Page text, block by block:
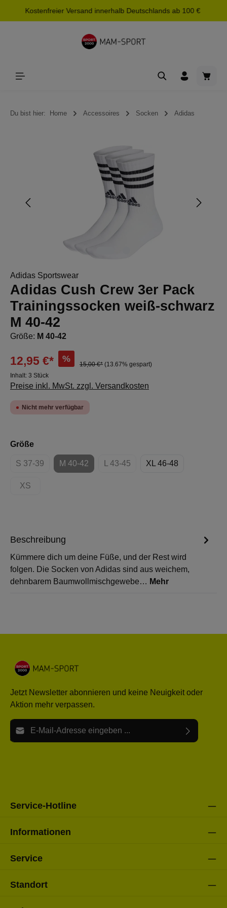
springen
Kostenfreier Versand innerhalb Deutschlands ab 100 €
Du bist hier: Home Accessoires Socken Adidas
Bildergalerie überspringen
Adidas Sportswear
Adidas Cush Crew 3er Pack
Trainingssocken weiß-schwarz
M 40-42
Größe: M 40-42
12,95 €* %
15,00 €* (13.67% gespart)
Inhalt: 3 Stück
Preise inkl. MwSt. zzgl. Versandkosten
Nicht mehr verfügbar
Größeauswählen
S 37-39
(Diese Option ist zurzeit nicht verfügbar.)
M 40-42
(Diese Option ist zurzeit nicht verfügbar.)
L 43-45
(Diese Option ist zurzeit nicht
XL 46-48
XS
(Diese Option ist zurzeit nicht verfügbar.)
Beschreibung
Kümmere dich um deine Füße, und der Rest wird
folgen. Die Socken von Adidas sind aus weichem,
dehnbarem Baumwollmischgewebe… Mehr
Jetzt Newsletter abonnieren und keine Neuigkeit oder
Aktion mehr verpassen.
E-Mail-Adresse*
Service-Hotline
Informationen
Service
Standort